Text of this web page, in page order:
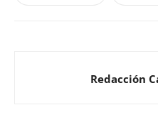
Redacción